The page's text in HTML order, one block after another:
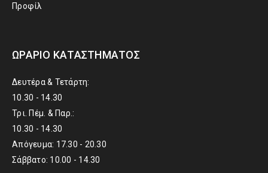
Προφίλ
ΩΡΆΡΙΟ ΚΑΤΑΣΤΉΜΑΤΟΣ
Δευτέρα & Τετάρτη:
10.30 - 14.30
Τρι. Πέμ. & Παρ.:
10.30 - 14.30
Απόγευμα: 17.30 - 20.30
Σάββατο: 10.00 - 14.30